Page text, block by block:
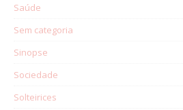
Saúde
Sem categoria
Sinopse
Sociedade
Solteirices